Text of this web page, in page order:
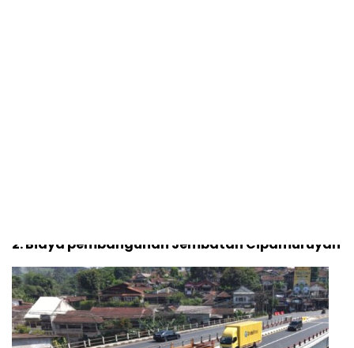
2. Biaya pembangunan Jembatan Cipamuruyan